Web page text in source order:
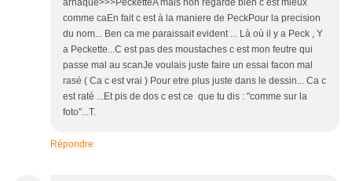
arnaque>>>PecketteA mais non regarde bien c est mieux
comme caEn fait c est à la maniere de PeckPour la precision
du nom... Ben ca me paraissait evident ... Là où il y a Peck , Y
a Peckette...C est pas des moustaches c est mon feutre qui
passe mal au scanJe voulais juste faire un essai facon mal
rasé ( Ca c est vrai ) Pour etre plus juste dans le dessin... Ca c
est raté ...Et pis de dos c est ce que tu dis : "comme sur la
foto"...T.
Répondre